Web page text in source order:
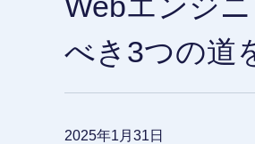
べき3つの道
2025年1月31日